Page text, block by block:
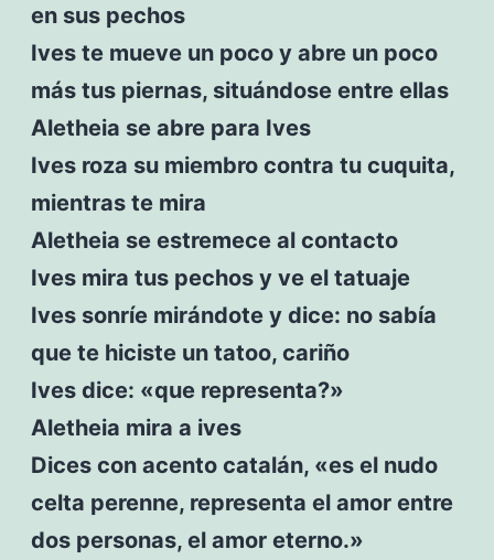
en sus pechos
Ives te mueve un poco y abre un poco
más tus piernas, situándose entre ellas
Aletheia se abre para Ives
Ives roza su miembro contra tu cuquita,
mientras te mira
Aletheia se estremece al contacto
Ives mira tus pechos y ve el tatuaje
Ives sonríe mirándote y dice: no sabía
que te hiciste un tatoo, cariño
Ives dice: «que representa?»
Aletheia mira a ives
Dices con acento catalán, «es el nudo
celta perenne, representa el amor entre
dos personas, el amor eterno.»